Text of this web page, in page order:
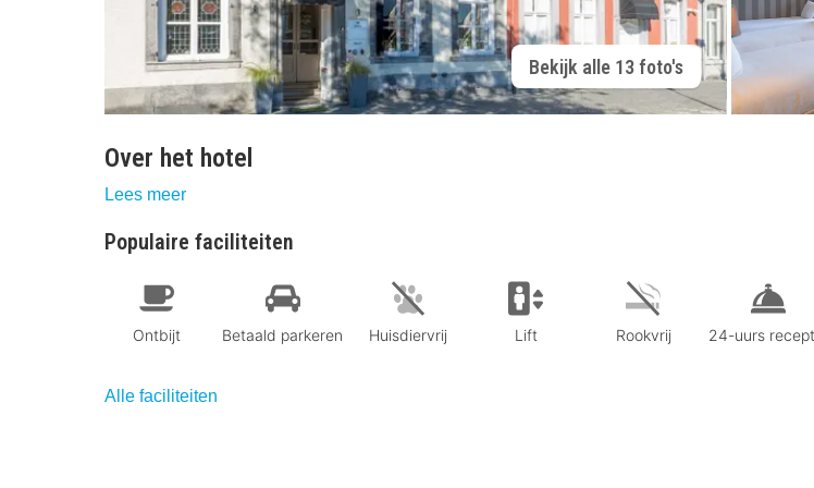
Bekijk alle 13 foto's
Over het hotel
Lees meer
Populaire faciliteiten
Ontbijt Betaald parkeren Huisdiervrij Lift Rookvrij 24-uurs
Alle faciliteiten